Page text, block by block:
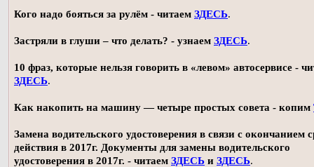
Кого надо бояться за рулём - читаем ЗДЕСЬ.
Застряли в глуши – что делать? - узнаем ЗДЕСЬ.
10 фраз, которые нельзя говорить в «левом» автосервисе -
ЗДЕСЬ.
Как накопить на машину — четыре простых совета - копим
Замена водительского удостоверения в связи с окончанием
действия в 2017г. Документы для замены водительского
удостоверения в 2017г. - читаем ЗДЕСЬ и ЗДЕСЬ.